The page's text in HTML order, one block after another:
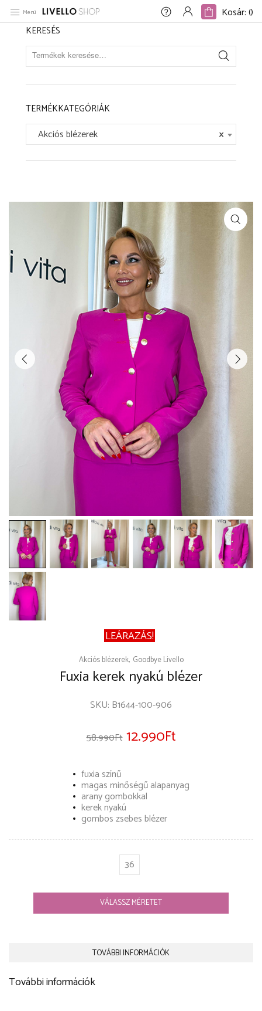
Kosár: ()
Menü Kosár: ()
Kezdőlap / Goodbye Livello / Fuxia kerek nyakú blézer
KERESÉS
TERMÉKKATEGÓRIÁK
×
Akciós blézerek
LEÁRAZÁS!
Fuxia kerek nyakú blézer
58.990Ft 12.990Ft
SKU: B1644-100-906
fuxia színű
magas minőségű alapanyag
arany gombokkal
kerek nyakú
gombos zsebes blézer
36
VÁLASSZ MÉRETET
Akciós blézerek Goodbye Livello
TOVÁBBI INFORMÁCIÓK
További információk